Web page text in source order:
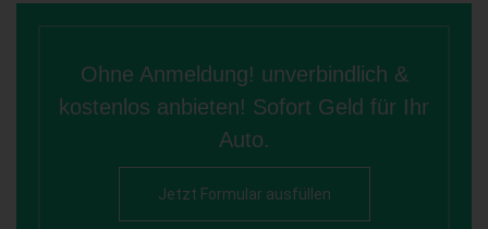
Ohne Anmeldung! unverbindlich &
kostenlos anbieten! Sofort Geld für Ihr
Auto.
Jetzt Formular ausfüllen